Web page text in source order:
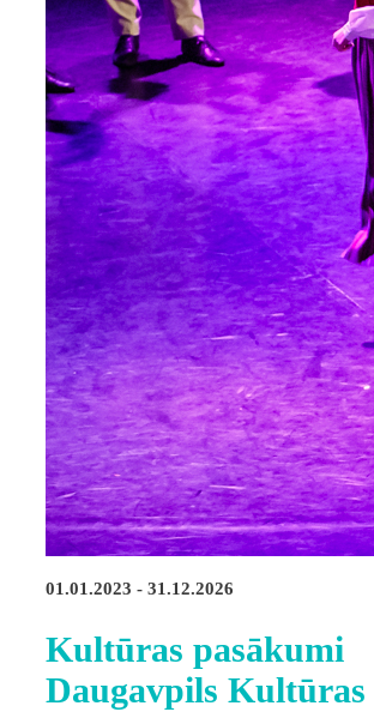
01.01.2023 - 31.12.2026
Kultūras pasākumi
Daugavpils